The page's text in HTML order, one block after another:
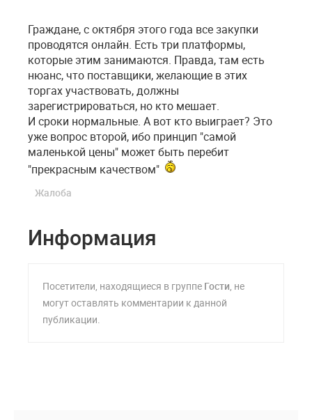
Граждане, с октября этого года все закупки
проводятся онлайн. Есть три платформы,
которые этим занимаются. Правда, там есть
нюанс, что поставщики, желающие в этих
торгах участвовать, должны
зарегистрироваться, но кто мешает.
И сроки нормальные. А вот кто выиграет? Это
уже вопрос второй, ибо принцип "самой
маленькой цены" может быть перебит
"прекрасным качеством"
Жалоба
Информация
Посетители, находящиеся в группе Гости, не
могут оставлять комментарии к данной
публикации.